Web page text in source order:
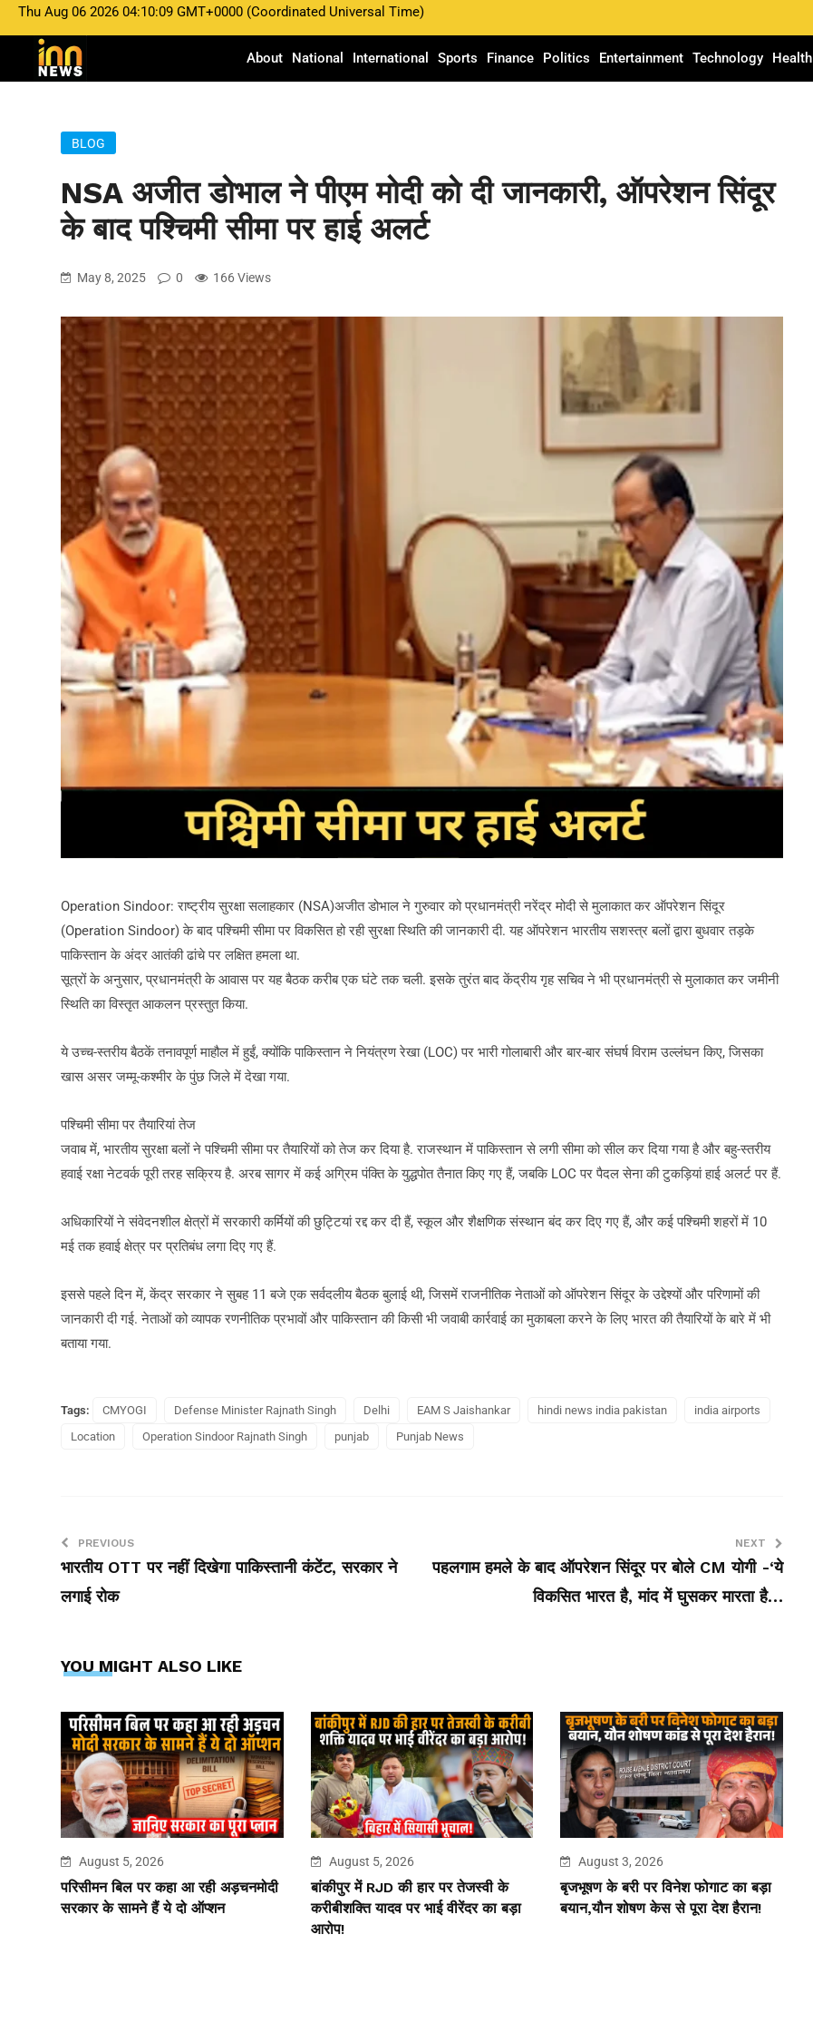
Thu Aug 06 2026 04:10:09 GMT+0000 (Coordinated Universal Time)
About National International Sports Finance Politics Entertainment Technology Health
BLOG
NSA अजीत डोभाल ने पीएम मोदी को दी जानकारी, ऑपरेशन सिंदूर
के बाद पश्चिमी सीमा पर हाई अलर्ट
May 8, 2025 0 166 Views
Operation Sindoor: राष्ट्रीय सुरक्षा सलाहकार (NSA)अजीत डोभाल ने गुरुवार को प्रधानमंत्री नरेंद्र मोदी से मुलाकात कर ऑपरेशन सिंदूर
(Operation Sindoor) के बाद पश्चिमी सीमा पर विकसित हो रही सुरक्षा स्थिति की जानकारी दी. यह ऑपरेशन भारतीय सशस्त्र बलों द्वारा बुधवार तड़के
पाकिस्तान के अंदर आतंकी ढांचे पर लक्षित हमला था.
सूत्रों के अनुसार, प्रधानमंत्री के आवास पर यह बैठक करीब एक घंटे तक चली. इसके तुरंत बाद केंद्रीय गृह सचिव ने भी प्रधानमंत्री से मुलाकात कर जमीनी
स्थिति का विस्तृत आकलन प्रस्तुत किया.
ये उच्च-स्तरीय बैठकें तनावपूर्ण माहौल में हुईं, क्योंकि पाकिस्तान ने नियंत्रण रेखा (LOC) पर भारी गोलाबारी और बार-बार संघर्ष विराम उल्लंघन किए, जिसका
खास असर जम्मू-कश्मीर के पुंछ जिले में देखा गया.
पश्चिमी सीमा पर तैयारियां तेज
जवाब में, भारतीय सुरक्षा बलों ने पश्चिमी सीमा पर तैयारियों को तेज कर दिया है. राजस्थान में पाकिस्तान से लगी सीमा को सील कर दिया गया है और बहु-स्तरीय
हवाई रक्षा नेटवर्क पूरी तरह सक्रिय है. अरब सागर में कई अग्रिम पंक्ति के युद्धपोत तैनात किए गए हैं, जबकि LOC पर पैदल सेना की टुकड़ियां हाई अलर्ट पर हैं.
अधिकारियों ने संवेदनशील क्षेत्रों में सरकारी कर्मियों की छुट्टियां रद्द कर दी हैं, स्कूल और शैक्षणिक संस्थान बंद कर दिए गए हैं, और कई पश्चिमी शहरों में 10
मई तक हवाई क्षेत्र पर प्रतिबंध लगा दिए गए हैं.
इससे पहले दिन में, केंद्र सरकार ने सुबह 11 बजे एक सर्वदलीय बैठक बुलाई थी, जिसमें राजनीतिक नेताओं को ऑपरेशन सिंदूर के उद्देश्यों और परिणामों की
जानकारी दी गई. नेताओं को व्यापक रणनीतिक प्रभावों और पाकिस्तान की किसी भी जवाबी कार्रवाई का मुकाबला करने के लिए भारत की तैयारियों के बारे में भी
बताया गया.
Tags: CMYOGI Defense Minister Rajnath Singh Delhi EAM S Jaishankar hindi news india pakistan
india airports
Location
Operation Sindoor Rajnath Singh punjab Punjab News
PREVIOUS
भारतीय OTT पर नहीं दिखेगा पाकिस्तानी कंटेंट, सरकार ने
लगाई रोक
NEXT
पहलगाम हमले के बाद ऑपरेशन सिंदूर पर बोले CM योगी -‘ये
विकसित भारत है, मांद में घुसकर मारता है…
YOU MIGHT ALSO LIKE
August 5, 2026
परिसीमन बिल पर कहा आ रही अड़चनमोदी
सरकार के सामने हैं ये दो ऑप्शन
August 5, 2026
बांकीपुर में RJD की हार पर तेजस्वी के
करीबीशक्ति यादव पर भाई वीरेंदर का बड़ा
आरोप!
August 3, 2026
बृजभूषण के बरी पर विनेश फोगाट का बड़ा
बयान,यौन शोषण केस से पूरा देश हैरान!